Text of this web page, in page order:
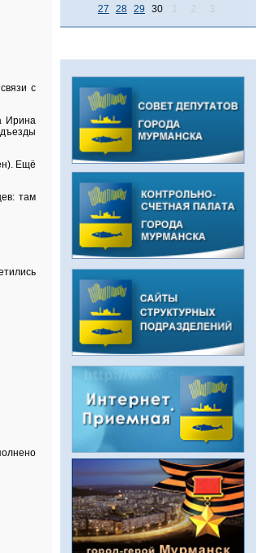
с
Ирина
Ещё
там
27
28 29 30 1 2 3